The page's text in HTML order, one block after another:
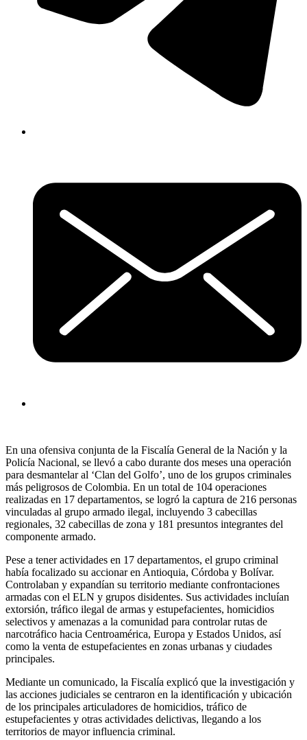
En una ofensiva conjunta de la Fiscalía General de la Nación y la
Policía Nacional, se llevó a cabo durante dos meses una operación
para desmantelar al ‘Clan del Golfo’, uno de los grupos criminales
más peligrosos de Colombia. En un total de 104 operaciones
realizadas en 17 departamentos, se logró la captura de 216 personas
vinculadas al grupo armado ilegal, incluyendo 3 cabecillas
regionales, 32 cabecillas de zona y 181 presuntos integrantes del
componente armado.
Pese a tener actividades en 17 departamentos, el grupo criminal
había focalizado su accionar en Antioquia, Córdoba y Bolívar.
Controlaban y expandían su territorio mediante confrontaciones
armadas con el ELN y grupos disidentes. Sus actividades incluían
extorsión, tráfico ilegal de armas y estupefacientes, homicidios
selectivos y amenazas a la comunidad para controlar rutas de
narcotráfico hacia Centroamérica, Europa y Estados Unidos, así
como la venta de estupefacientes en zonas urbanas y ciudades
principales.
Mediante un comunicado, la Fiscalía explicó que la investigación y
las acciones judiciales se centraron en la identificación y ubicación
de los principales articuladores de homicidios, tráfico de
estupefacientes y otras actividades delictivas, llegando a los
territorios de mayor influencia criminal.